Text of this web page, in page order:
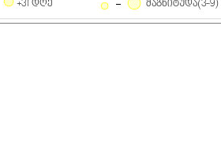
+31 ᲓᲦᲔ ᲛᲐᲒᲜᲘᲢᲣᲓᲐ(3-9)